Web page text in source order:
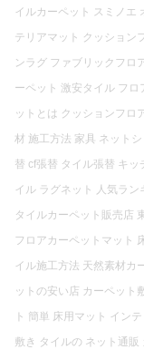
イルカーペット スミノエ
テリアマット クッション
ンラグ ファブリックフロ
ーペット 激安タイル フ
ットとは クッションフロ
材 施工方法 家具 ネット
替 cf張替 タイル張替 キ
イル ラグネット 人気ラ
タイルカーペット販売店
フロアカーペットマット
イル施工方法 天然素材カ
ットの安い店 カーペット
ト 簡単 床用マット イン
敷き タイルの ネット通